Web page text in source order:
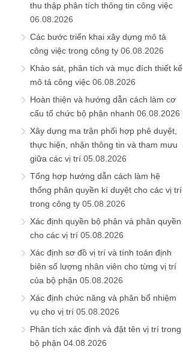
thu thập phân tích thông tin công việc
06.08.2026
Các bước triển khai xây dựng mô tả
công việc trong công ty 06.08.2026
Khảo sát, phân tích và mục đích thiết kế
mô tả công việc 06.08.2026
Hoàn thiện và hướng dẫn cách làm cơ
cấu tổ chức bộ phận nhanh 06.08.2026
Xây dựng ma trận phối hợp phê duyệt,
thực hiện, nhận thông tin và tham mưu
giữa các vị trí 05.08.2026
Tổng hợp hướng dẫn cách làm hệ
thống phân quyền kí duyệt cho các vị trí
trong công ty 05.08.2026
Xác định quyền bộ phận và phân quyền
cho các vị trí 05.08.2026
Xác định sơ đồ vị trí và tính toán định
biên số lượng nhân viên cho từng vị trí
của bộ phận 05.08.2026
Xác định chức năng và phân bổ nhiệm
vụ cho vị trí 05.08.2026
Phân tích xác định và đặt tên vị trí trong
bộ phận 04.08.2026